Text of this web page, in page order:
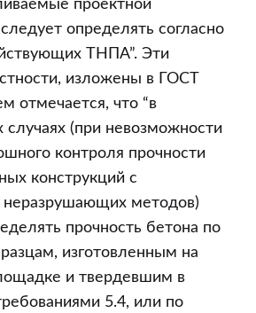
проектной
определять согласно
ТНПА”. Эти
изложены в ГОСТ
отмечается, что “в
(при невозможности
контроля прочности
конструкций с
неразрушающих методов)
прочность бетона по
изготовленным на
и твердевшим в
5.4, или по